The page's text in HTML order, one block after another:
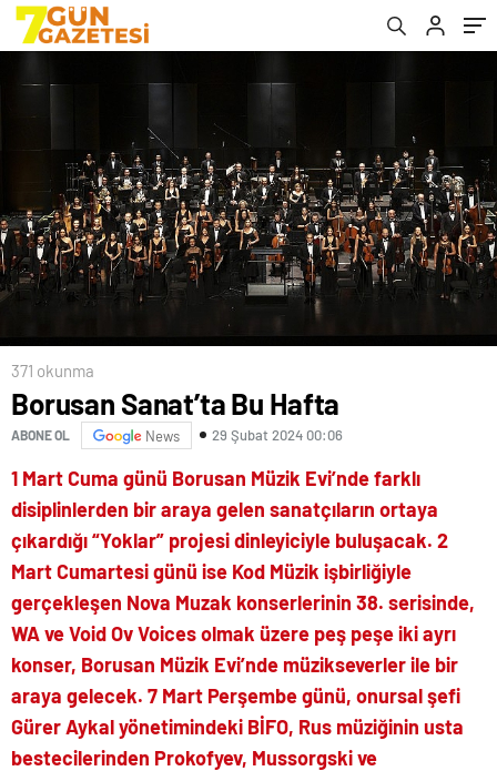
371 okunma
Borusan Sanat’ta Bu Hafta
ABONE OL News 29 Şubat 2024 00:06
1 Mart Cuma günü Borusan Müzik Evi’nde farklı
disiplinlerden bir araya gelen sanatçıların ortaya
çıkardığı “Yoklar” projesi dinleyiciyle buluşacak. 2
Mart Cumartesi günü ise Kod Müzik işbirliğiyle
gerçekleşen Nova Muzak konserlerinin 38. serisinde,
WA ve Void Ov Voices olmak üzere peş peşe iki ayrı
konser, Borusan Müzik Evi’nde müzikseverler ile bir
araya gelecek. 7 Mart Perşembe günü, onursal şefi
Gürer Aykal yönetimindeki BİFO, Rus müziğinin usta
bestecilerinden Prokofyev, Mussorgski ve